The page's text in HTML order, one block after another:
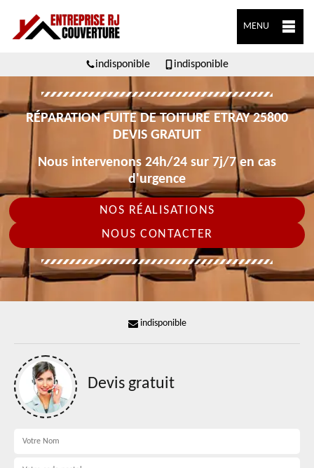
MENU
indisponible indisponible
RÉPARATION FUITE DE TOITURE ETRAY 25800
DEVIS GRATUIT
Nous intervenons 24h/24 sur 7j/7 en cas
d'urgence
NOS RÉALISATIONS
NOUS CONTACTER
indisponible
Devis gratuit